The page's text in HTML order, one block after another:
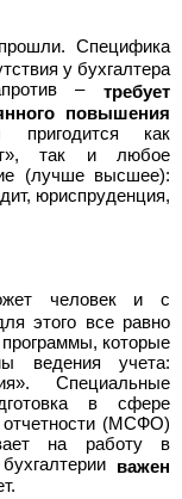
Специфика
у бухгалтера
– требует
повышения
как
так и любое
(лучше высшее):
юриспруденция,
человек и с
этого все равно
которые
ведения учета:
Специальные
в сфере
отчетности (МСФО)
на работу в
важен